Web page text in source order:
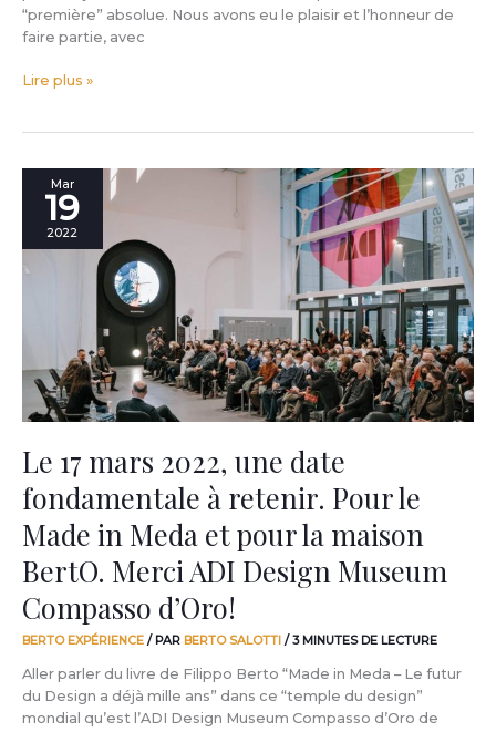
“première” absolue. Nous avons eu le plaisir et l’honneur de
faire partie, avec
Lire plus »
Mar
19
2022
Le 17 mars 2022, une date
fondamentale à retenir. Pour le
Made in Meda et pour la maison
BertO. Merci ADI Design Museum
Compasso d’Oro!
BERTO EXPÉRIENCE / PAR BERTO SALOTTI /3 MINUTES DE LECTURE
Aller parler du livre de Filippo Berto “Made in Meda – Le futur
du Design a déjà mille ans” dans ce “temple du design”
mondial qu’est l’ADI Design Museum Compasso d’Oro de
mars
une
fondamentale
retenir.
Pour
Made
Meda
et
pour
la
BertO.
Merci
ADI
Design
Museum
Compasso
d’Oro!